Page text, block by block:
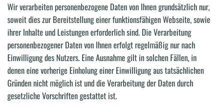
Wir verarbeiten personenbezogene Daten von Ihnen grundsätzlich nur,
soweit dies zur Bereitstellung einer funktionsfähigen Webseite, sowie
ihrer Inhalte und Leistungen erforderlich sind. Die Verarbeitung
personenbezogener Daten von Ihnen erfolgt regelmäßig nur nach
Einwilligung des Nutzers. Eine Ausnahme gilt in solchen Fällen, in
denen eine vorherige Einholung einer Einwilligung aus tatsächlichen
Gründen nicht möglich ist und die Verarbeitung der Daten durch
gesetzliche Vorschriften gestattet ist.